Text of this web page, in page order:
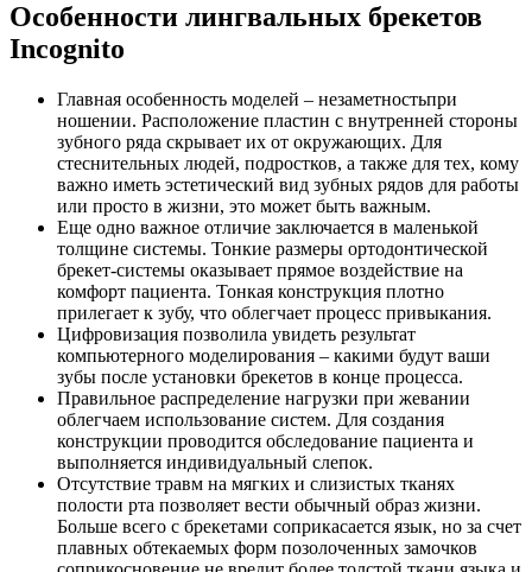
Особенности лингвальных брекетов
Incognito
Главная особенность моделей – незаметностьпри
ношении. Расположение пластин с внутренней стороны
зубного ряда скрывает их от окружающих. Для
стеснительных людей, подростков, а также для тех, кому
важно иметь эстетический вид зубных рядов для работы
или просто в жизни, это может быть важным.
Еще одно важное отличие заключается в маленькой
толщине системы. Тонкие размеры ортодонтической
брекет-системы оказывает прямое воздействие на
комфорт пациента. Тонкая конструкция плотно
прилегает к зубу, что облегчает процесс привыкания.
Цифровизация позволила увидеть результат
компьютерного моделирования – какими будут ваши
зубы после установки брекетов в конце процесса.
Правильное распределение нагрузки при жевании
облегчаем использование систем. Для создания
конструкции проводится обследование пациента и
выполняется индивидуальный слепок.
Отсутствие травм на мягких и слизистых тканях
полости рта позволяет вести обычный образ жизни.
Больше всего с брекетами соприкасается язык, но за счет
плавных обтекаемых форм позолоченных замочков